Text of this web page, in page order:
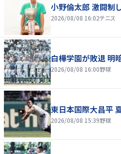
小野倫太郎 激闘制
2026/08/08 16:02テニス
白樺学園が敗退 明
2026/08/08 16:00野球
東日本国際大昌平
2026/08/08 15:39野球